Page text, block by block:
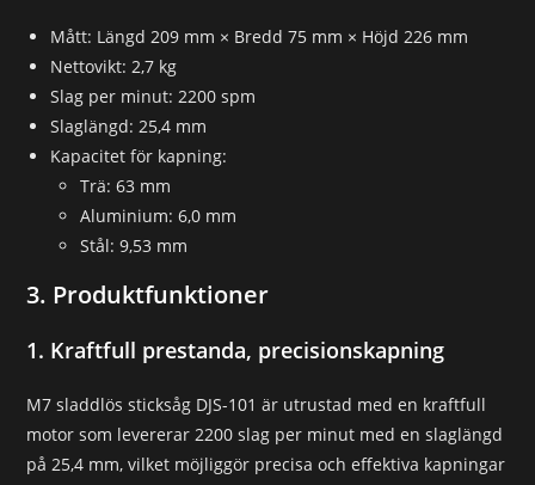
Mått: Längd 209 mm × Bredd 75 mm × Höjd 226 mm
Nettovikt: 2,7 kg
Slag per minut: 2200 spm
Slaglängd: 25,4 mm
Kapacitet för kapning:
Trä: 63 mm
Aluminium: 6,0 mm
Stål: 9,53 mm
3. Produktfunktioner
1. Kraftfull prestanda, precisionskapning
M7 sladdlös sticksåg DJS-101 är utrustad med en kraftfull
motor som levererar 2200 slag per minut med en slaglängd
på 25,4 mm, vilket möjliggör precisa och effektiva kapningar